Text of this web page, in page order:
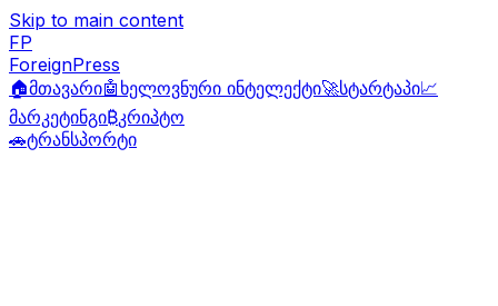
Skip to main content
FP
ForeignPress
🏠მთავარი🤖 ხელოვნური ინტელექტი🚀სტარტაპი📈
მარკეტინგი₿კრიპტო
🚗ტრანსპორტი